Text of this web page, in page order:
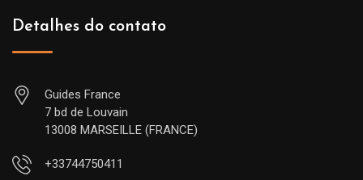
Detalhes do contato
Guides France
7 bd de Louvain
13008 MARSEILLE (FRANCE)
+33744750411